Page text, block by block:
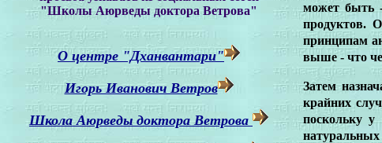
"Школы Аюрведы доктора Ветрова"
О центре "Дханвантари"
Игорь Иванович Ветров
Школа Аюрведы доктора Ветрова
может быть
продуктов.
принципам
выше - что
Затем
крайних
поскольку